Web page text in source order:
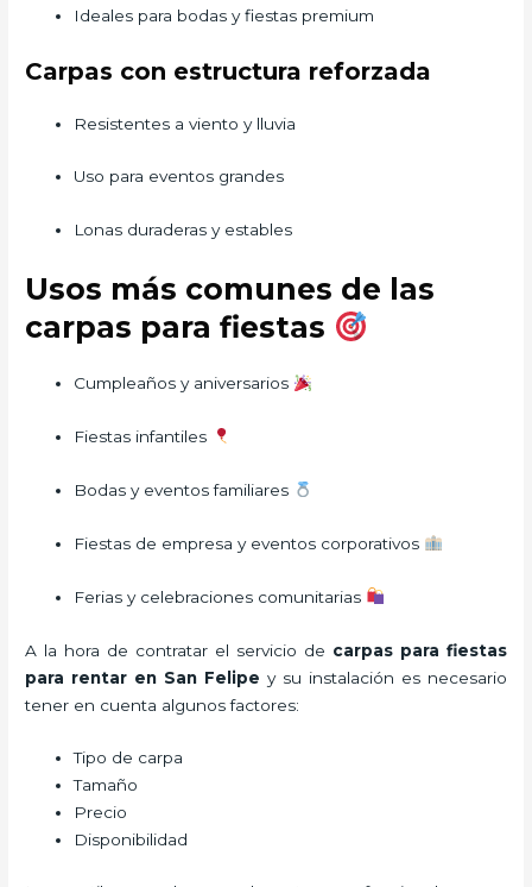
Ideales para bodas y fiestas premium
Carpas con estructura reforzada
Resistentes a viento y lluvia
Uso para eventos grandes
Lonas duraderas y estables
Usos más comunes de las
carpas para fiestas
Cumpleaños y aniversarios
Fiestas infantiles
Bodas y eventos familiares
Fiestas de empresa y eventos corporativos
Ferias y celebraciones comunitarias
A la hora de contratar el servicio de carpas para fiestas
para rentar en San Felipe y su instalación es necesario
tener en cuenta algunos factores:
Tipo de carpa
Tamaño
Precio
Disponibilidad